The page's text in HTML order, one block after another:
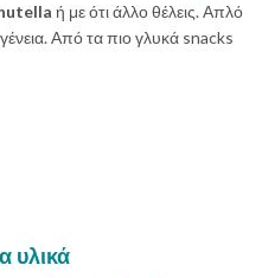
ή με ότι άλλο θέλεις. Απλό
Από τα πιο γλυκά snacks
υλικά